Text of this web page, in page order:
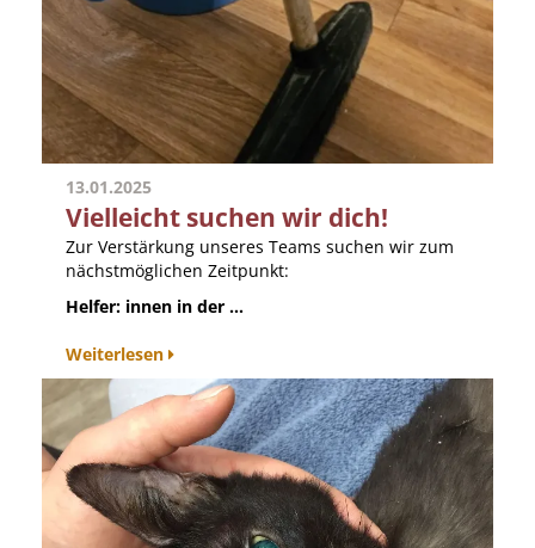
13.01.2025
Vielleicht suchen wir dich!
Zur Verstärkung unseres Teams suchen wir zum
nächstmöglichen Zeitpunkt:
Helfer: innen in der ...
Weiterlesen